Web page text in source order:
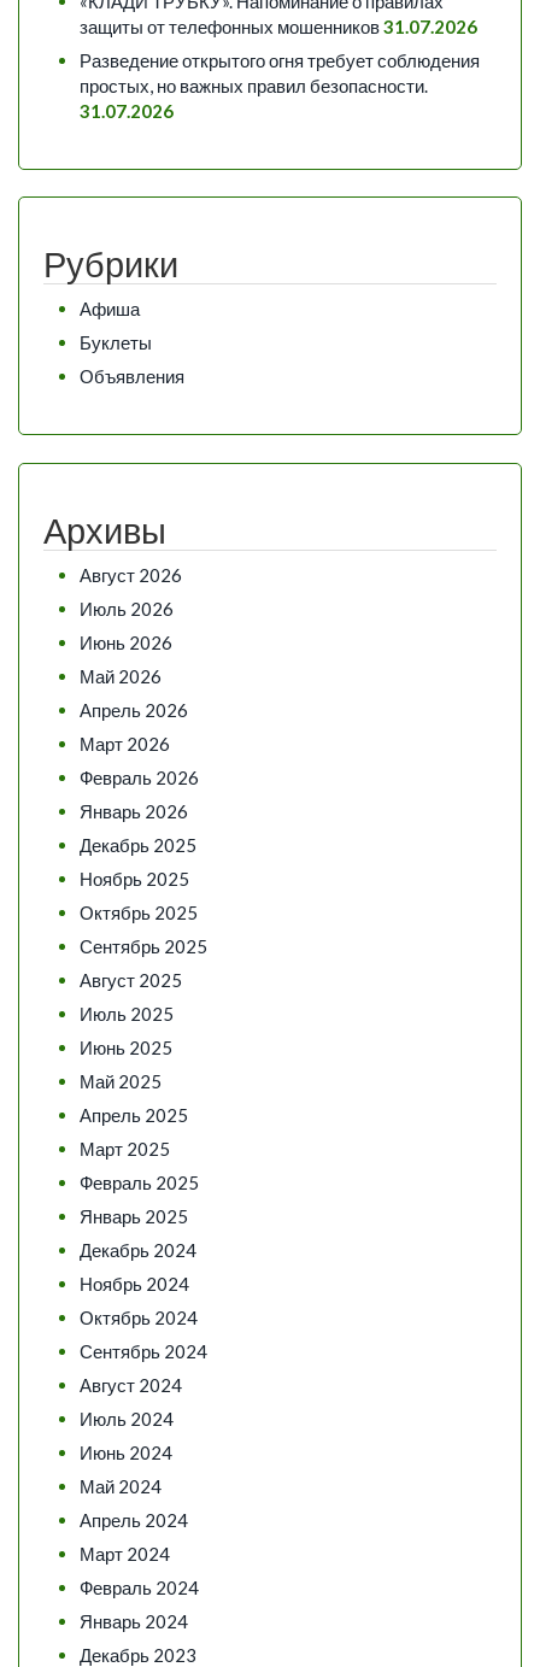
защиты от телефонных мошенников31.07.2026
Разведение открытого огня требует соблюдения
простых, но важных правил безопасности.
31.07.2026
Рубрики
Афиша
Буклеты
Объявления
Архивы
Август 2026
Июль 2026
Июнь 2026
Май 2026
Апрель 2026
Март 2026
Февраль 2026
Январь 2026
Декабрь 2025
Ноябрь 2025
Октябрь 2025
Сентябрь 2025
Август 2025
Июль 2025
Июнь 2025
Май 2025
Апрель 2025
Март 2025
Февраль 2025
Январь 2025
Декабрь 2024
Ноябрь 2024
Октябрь 2024
Сентябрь 2024
Август 2024
Июль 2024
Июнь 2024
Май 2024
Апрель 2024
Март 2024
Февраль 2024
Январь 2024
Декабрь 2023